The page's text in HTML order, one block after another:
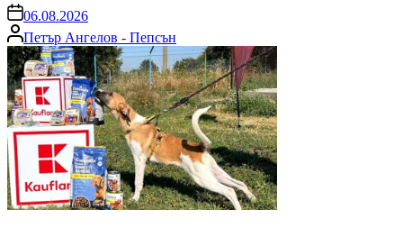
on06.08.2026
Posted
by
Петър Ангелов - Пепсън